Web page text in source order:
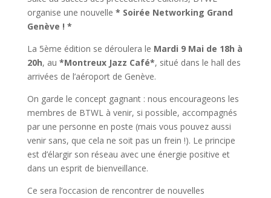
organise une nouvelle * Soirée Networking Grand
Genève ! *
La 5ème édition se déroulera le Mardi 9 Mai de 18h à
20h, au *Montreux Jazz Café*, situé dans le hall des
arrivées de l’aéroport de Genève.
On garde le concept gagnant : nous encourageons les
membres de BTWL à venir, si possible, accompagnés
par une personne en poste (mais vous pouvez aussi
venir sans, que cela ne soit pas un frein !). Le principe
est d’élargir son réseau avec une énergie positive et
dans un esprit de bienveillance.
Ce sera l’occasion de rencontrer de nouvelles